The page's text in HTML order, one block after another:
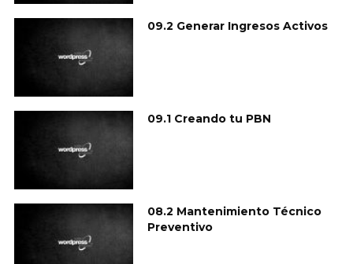
09.2 Generar Ingresos Activos
09.1 Creando tu PBN
08.2 Mantenimiento Técnico
Preventivo